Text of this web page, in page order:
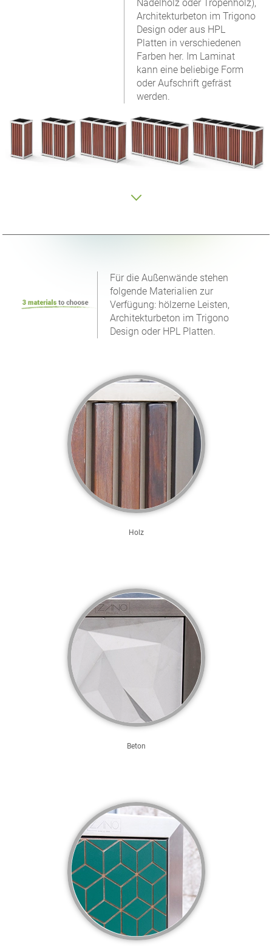
Nadelholz oder Tropenholz),
Architekturbeton im Trigono
Design oder aus HPL
Platten in verschiedenen
Farben her. Im Laminat
kann eine beliebige Form
oder Aufschrift gefräst
werden.
Für die Außenwände stehen
folgende Materialien zur
Verfügung: hölzerne Leisten,
Architekturbeton im Trigono
Design oder HPL Platten.
Holz
Beton